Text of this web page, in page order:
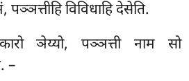
विविधाहि देसेति.
ञेय्यो, पञ्ञत्ती नाम सो
–